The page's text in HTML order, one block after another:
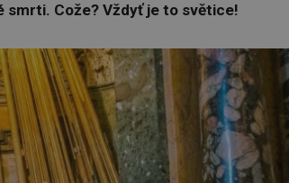
smrti. Cože? Vždyť je to světice!